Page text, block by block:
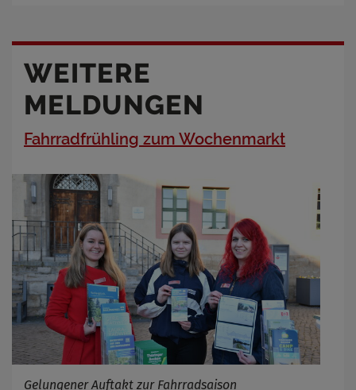
WEITERE
MELDUNGEN
Fahrradfrühling zum Wochenmarkt
Gelungener Auftakt zur Fahrradsaison